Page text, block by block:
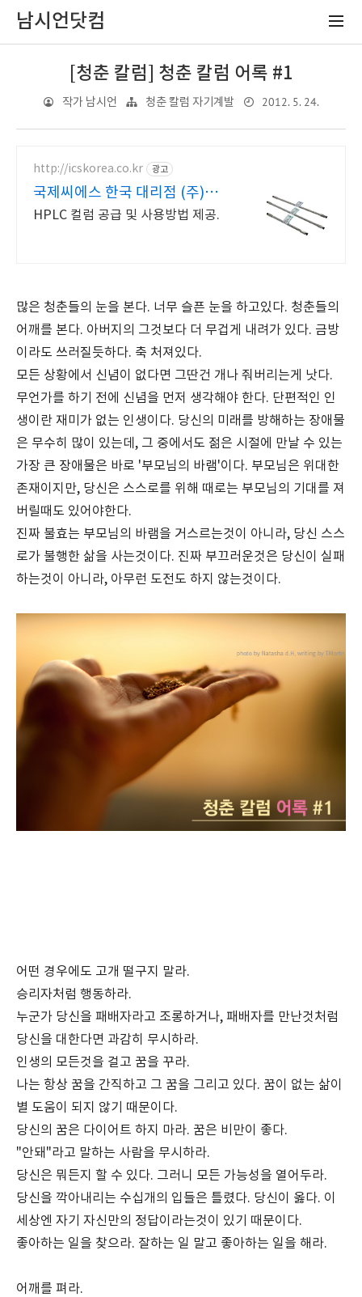
남시언닷컴
[청춘 칼럼] 청춘 칼럼 어록 #1
작가 남시언 청춘 칼럼 자기계발 2012. 5. 24.
http://icskorea.co.kr 광고
국제씨에스 한국 대리점 (주)국제
씨에스
HPLC 컬럼 공급 및 사용방법 제공.
많은 청춘들의 눈을 본다. 너무 슬픈 눈을 하고있다. 청춘들의
어깨를 본다. 아버지의 그것보다 더 무겁게 내려가 있다. 금방
이라도 쓰러질듯하다. 축 처져있다.
모든 상황에서 신념이 없다면 그딴건 개나 줘버리는게 낫다.
무언가를 하기 전에 신념을 먼저 생각해야 한다. 단편적인 인
생이란 재미가 없는 인생이다. 당신의 미래를 방해하는 장애물
은 무수히 많이 있는데, 그 중에서도 젊은 시절에 만날 수 있는
가장 큰 장애물은 바로 '부모님의 바램'이다. 부모님은 위대한
존재이지만, 당신은 스스로를 위해 때로는 부모님의 기대를 져
버릴때도 있어야한다.
진짜 불효는 부모님의 바램을 거스르는것이 아니라, 당신 스스
로가 불행한 삶을 사는것이다. 진짜 부끄러운것은 당신이 실패
하는것이 아니라, 아무런 도전도 하지 않는것이다.
어떤 경우에도 고개 떨구지 말라.
승리자처럼 행동하라.
누군가 당신을 패배자라고 조롱하거나, 패배자를 만난것처럼
당신을 대한다면 과감히 무시하라.
인생의 모든것을 걸고 꿈을 꾸라.
나는 항상 꿈을 간직하고 그 꿈을 그리고 있다. 꿈이 없는 삶이
별 도움이 되지 않기 때문이다.
당신의 꿈은 다이어트 하지 마라. 꿈은 비만이 좋다.
"안돼"라고 말하는 사람을 무시하라.
당신은 뭐든지 할 수 있다. 그러니 모든 가능성을 열어두라.
당신을 깍아내리는 수십개의 입들은 틀렸다. 당신이 옳다. 이
세상엔 자기 자신만의 정답이라는것이 있기 때문이다.
좋아하는 일을 찾으라. 잘하는 일 말고 좋아하는 일을 해라.
어깨를 펴라.